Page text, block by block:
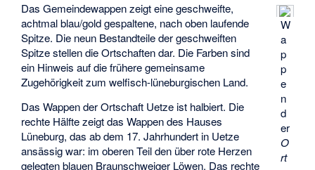
W
a
p
p
e
n
d
er
O
rt
Das Gemeindewappen zeigt eine geschweifte,
achtmal blau/gold gespaltene, nach oben laufende
Spitze. Die neun Bestandteile der geschweiften
Spitze stellen die Ortschaften dar. Die Farben sind
ein Hinweis auf die frühere gemeinsame
Zugehörigkeit zum welfisch-lüneburgischen Land.
Das Wappen der Ortschaft Uetze ist halbiert. Die
rechte Hälfte zeigt das Wappen des Hauses
Lüneburg, das ab dem 17. Jahrhundert in Uetze
ansässig war: im oberen Teil den über rote Herzen
gelegten blauen Braunschweiger Löwen. Das rechte